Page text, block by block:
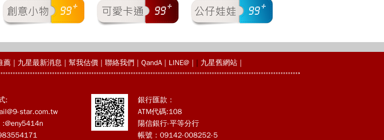
薦| 九星最新消息 | 幫我估價| 聯絡我們 | QandA| LINE@| | 九星舊網站|
:
star.com.tw
:@eny5414n
銀行匯款：
ATM代碼:108
陽信銀行-平等分行
帳號：09142-008252-5